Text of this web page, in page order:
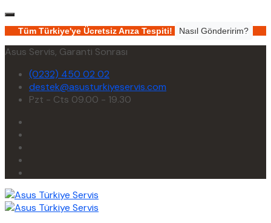
Tüm Türkiye'ye Ücretsiz Arıza Tespiti! Nasıl Gönderirim?
Asus Servis, Garanti Sonrası
(0232) 450 02 02
destek@asusturkiyeservis.com
Pzt - Cts 09.00 - 19.30